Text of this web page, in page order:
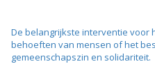
De belangrijkste interventie voor
behoeften van mensen of het
gemeenschapszin en solidariteit.